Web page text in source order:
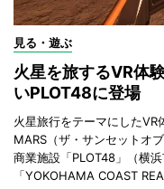
見る・遊ぶ
火星を旅するVR体
いPLOT48に登場
火星旅行をテーマにした
MARS（ザ・サンセットオ
商業施設「PLOT48」（横
「YOKOHAMA COAST